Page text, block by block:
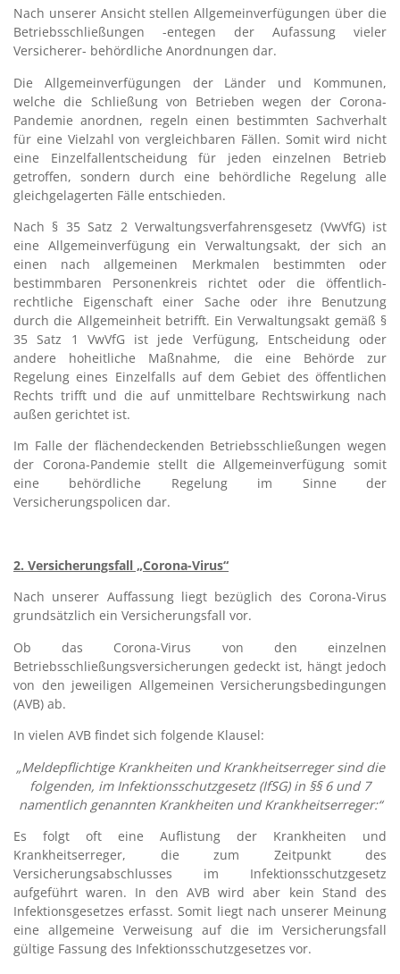
Nach unserer Ansicht stellen Allgemeinverfügungen über die
Betriebsschließungen -entegen der Aufassung vieler
Versicherer- behördliche Anordnungen dar.
Die Allgemeinverfügungen der Länder und Kommunen,
welche die Schließung von Betrieben wegen der Corona-
Pandemie anordnen, regeln einen bestimmten Sachverhalt
für eine Vielzahl von vergleichbaren Fällen. Somit wird nicht
eine Einzelfallentscheidung für jeden einzelnen Betrieb
getroffen, sondern durch eine behördliche Regelung alle
gleichgelagerten Fälle entschieden.
Nach § 35 Satz 2 Verwaltungsverfahrensgesetz (VwVfG) ist
eine Allgemeinverfügung ein Verwaltungsakt, der sich an
einen nach allgemeinen Merkmalen bestimmten oder
bestimmbaren Personenkreis richtet oder die öffentlich-
rechtliche Eigenschaft einer Sache oder ihre Benutzung
durch die Allgemeinheit betrifft. Ein Verwaltungsakt gemäß §
35 Satz 1 VwVfG ist jede Verfügung, Entscheidung oder
andere hoheitliche Maßnahme, die eine Behörde zur
Regelung eines Einzelfalls auf dem Gebiet des öffentlichen
Rechts trifft und die auf unmittelbare Rechtswirkung nach
außen gerichtet ist.
Im Falle der flächendeckenden Betriebsschließungen wegen
der Corona-Pandemie stellt die Allgemeinverfügung somit
eine behördliche Regelung im Sinne der
Versicherungspolicen dar.
2. Versicherungsfall „Corona-Virus“
Nach unserer Auffassung liegt bezüglich des Corona-Virus
grundsätzlich ein Versicherungsfall vor.
Ob das Corona-Virus von den einzelnen
Betriebsschließungsversicherungen gedeckt ist, hängt jedoch
von den jeweiligen Allgemeinen Versicherungsbedingungen
(AVB) ab.
In vielen AVB findet sich folgende Klausel:
„Meldepflichtige Krankheiten und Krankheitserreger sind die
folgenden, im Infektionsschutzgesetz (IfSG) in §§ 6 und 7
namentlich genannten Krankheiten und Krankheitserreger:“
Es folgt oft eine Auflistung der Krankheiten und
Krankheitserreger, die zum Zeitpunkt des
Versicherungsabschlusses im Infektionsschutzgesetz
aufgeführt waren. In den AVB wird aber kein Stand des
Infektionsgesetzes erfasst. Somit liegt nach unserer Meinung
eine allgemeine Verweisung auf die im Versicherungsfall
gültige Fassung des Infektionsschutzgesetzes vor.